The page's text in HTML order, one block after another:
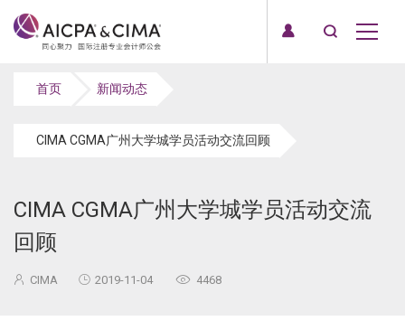
首页 新闻动态
CIMA CGMA广州大学城学员活动交流回顾
CIMA CGMA广州大学城学员活动交流
回顾
CIMA 2019-11-04 4468